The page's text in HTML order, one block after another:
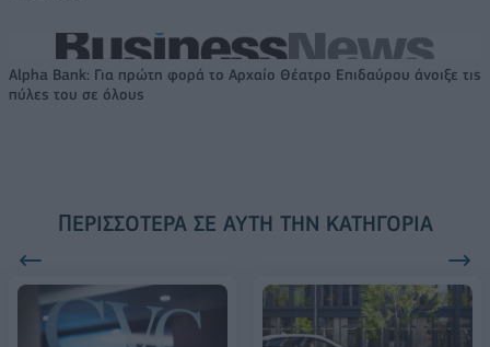
Alpha Bank: Για πρώτη φορά το Αρχαίο Θέατρο Επιδαύρου άνοιξε τις
πύλες του σε όλους
ΠΕΡΙΣΣΌΤΕΡΑ ΣΕ ΑΥΤΉ ΤΗΝ ΚΑΤΗΓΟΡΊΑ